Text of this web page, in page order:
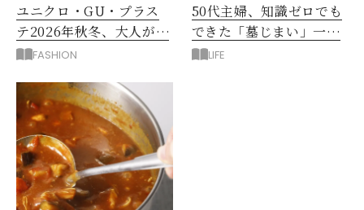
ユニクロ・GU・プラス
テ2026年秋冬、大人が着
たい新作服は？
FASHION
50代主婦、知識ゼロでも
できた「墓じまい」一つ
後悔したのは、ある順
LIFE